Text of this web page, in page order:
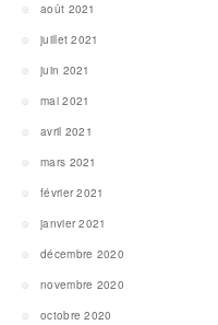
août 2021
juillet 2021
juin 2021
mai 2021
avril 2021
mars 2021
février 2021
janvier 2021
décembre 2020
novembre 2020
octobre 2020